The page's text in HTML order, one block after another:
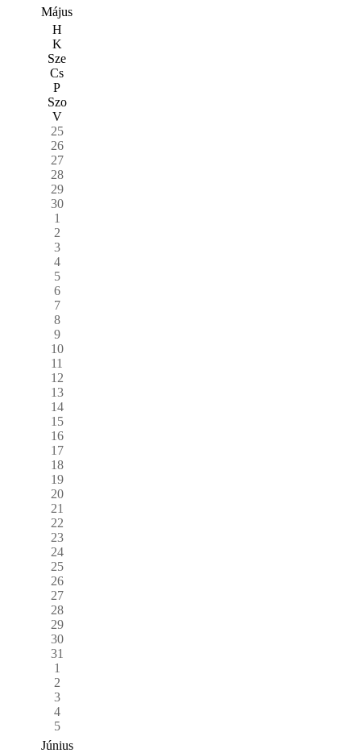
Május
H
K
Sze
Cs
P
Szo
V
25
26
27
28
29
30
1
2
3
4
5
6
7
8
9
10
11
12
13
14
15
16
17
18
19
20
21
22
23
24
25
26
27
28
29
30
31
1
2
3
4
5
Június